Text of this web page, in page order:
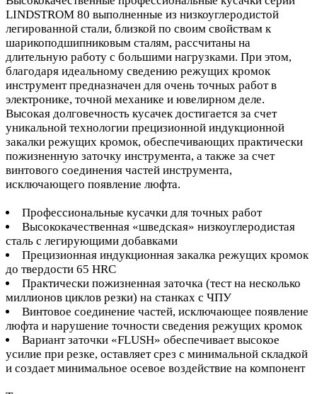
LINDSTROM 80 выполненные из низкоуглеродистой
легированной стали, близкой по своим свойствам к
шарикоподшипниковым сталям, рассчитаны на
длительную работу с большими нагрузками. При этом,
благодаря идеальному сведению режущих кромок
инструмент предназначен для очень точных работ в
электронике, точной механике и ювелирном деле.
Высокая долговечность кусачек достигается за счет
уникальной технологии прецизионной индукционной
закалки режущих кромок, обеспечивающих практически
пожизненную заточку инструмента, а также за счет
винтового соединения частей инструмента,
исключающего появление люфта.
Профессиональные кусачки для точных работ
Высококачественная «шведская» низкоуглеродистая
сталь с легирующими добавками
Прецизионная индукционная закалка режущих кромок
до твердости 65 HRC
Практически пожизненная заточка (тест на несколько
миллионов циклов резки) на станках с ЧПУ
Винтовое соединение частей, исключающее появление
люфта и нарушение точности сведения режущих кромок
Вариант заточки «FLUSH» обеспечивает высокое
усилие при резке, оставляет срез с минимальной складкой
и создает минимальное осевое воздействие на компонент